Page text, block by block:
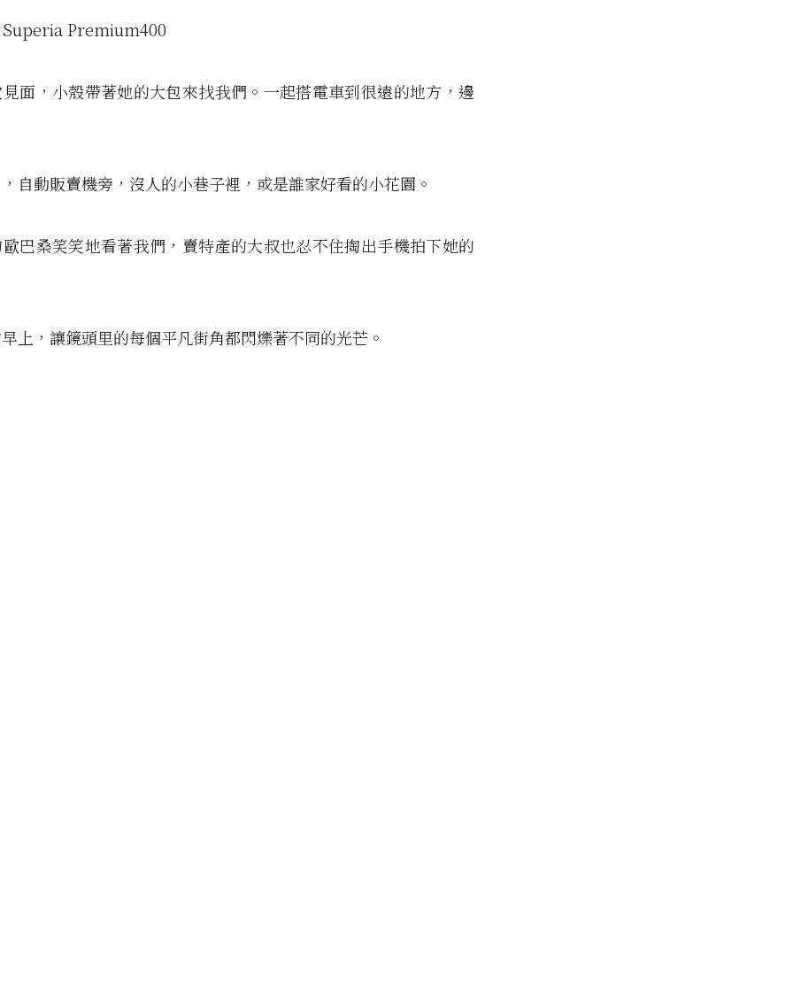
Premium400
面，小殼帶著她的大包來找我們。一起搭電車到很遠的地方，邊
自動販賣機旁，沒人的小巷子裡，或是誰家好看的小花園。
巴桑笑笑地看著我們，賣特產的大叔也忍不住掏出手機拍下她的
上，讓鏡頭里的每個平凡街角都閃爍著不同的光芒。